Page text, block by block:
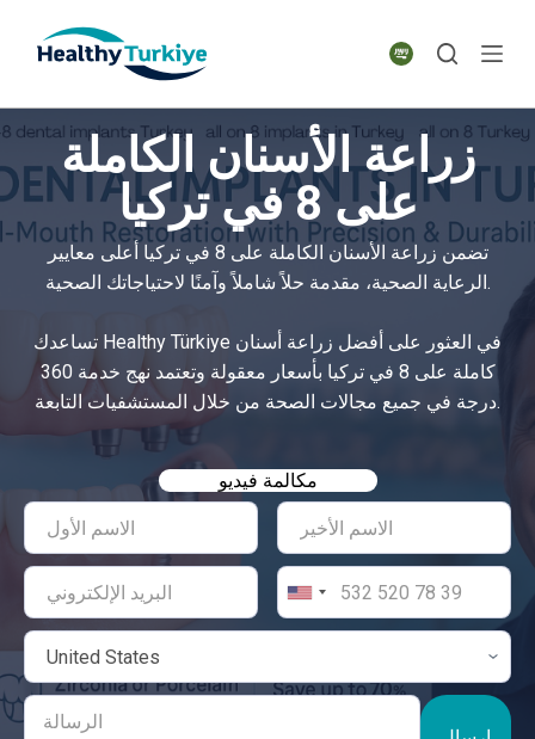
p
o
c
o
زراعة الأسنان الكاملة
على 8 في تركيا
تضمن زراعة الأسنان الكاملة على 8 في تركيا أعلى معايير
الرعاية الصحية، مقدمة حلاً شاملاً وآمنًا لاحتياجاتك الصحية.
تساعدك Healthy Türkiye في العثور على أفضل زراعة أسنان
كاملة على 8 في تركيا بأسعار معقولة وتعتمد نهج خدمة 360
درجة في جميع مجالات الصحة من خلال المستشفيات التابعة.
مكالمة فيديو